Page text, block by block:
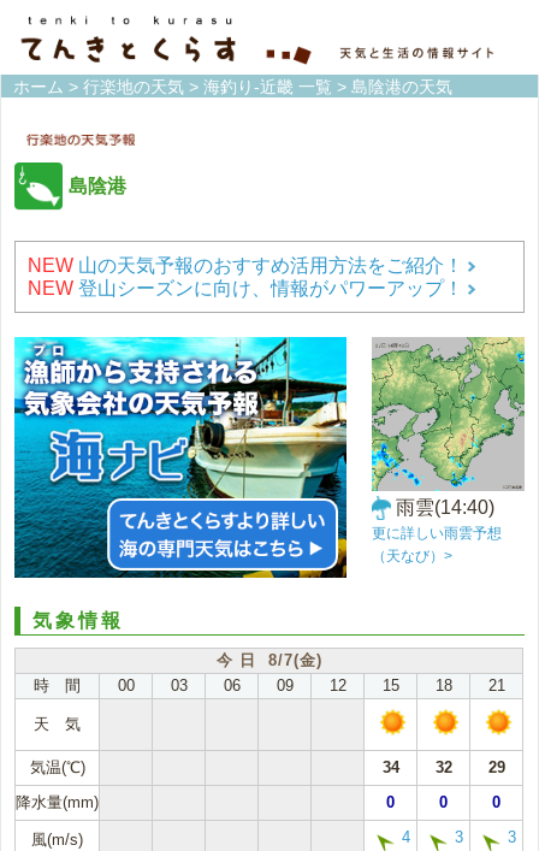
ホーム > 行楽地の天気 > 海釣り-近畿 一覧 > 島陰港の天気
島陰港
NEW 山の天気予報のおすすめ活用方法をご紹介！
NEW 登山シーズンに向け、情報がパワーアップ！
雨雲(14:40)
更に詳しい雨雲予想
（天なび）>
気象情報
今 日 8/7(金)
時 間
00 03 06 09 12 15 18 21
天 気
気温(℃) 34 32
29
降水量(mm)
0 0 0
風(m/s) 4 3 3